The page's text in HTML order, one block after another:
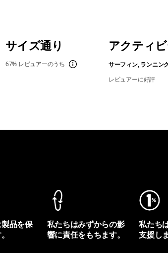
サイズ通り
67% レビュアーのうち
アクティ
サーフィン, ランニン
レビュアーに好評
品を保
私たちはみずからの影
響に責任をもちます。
私たち
支援し